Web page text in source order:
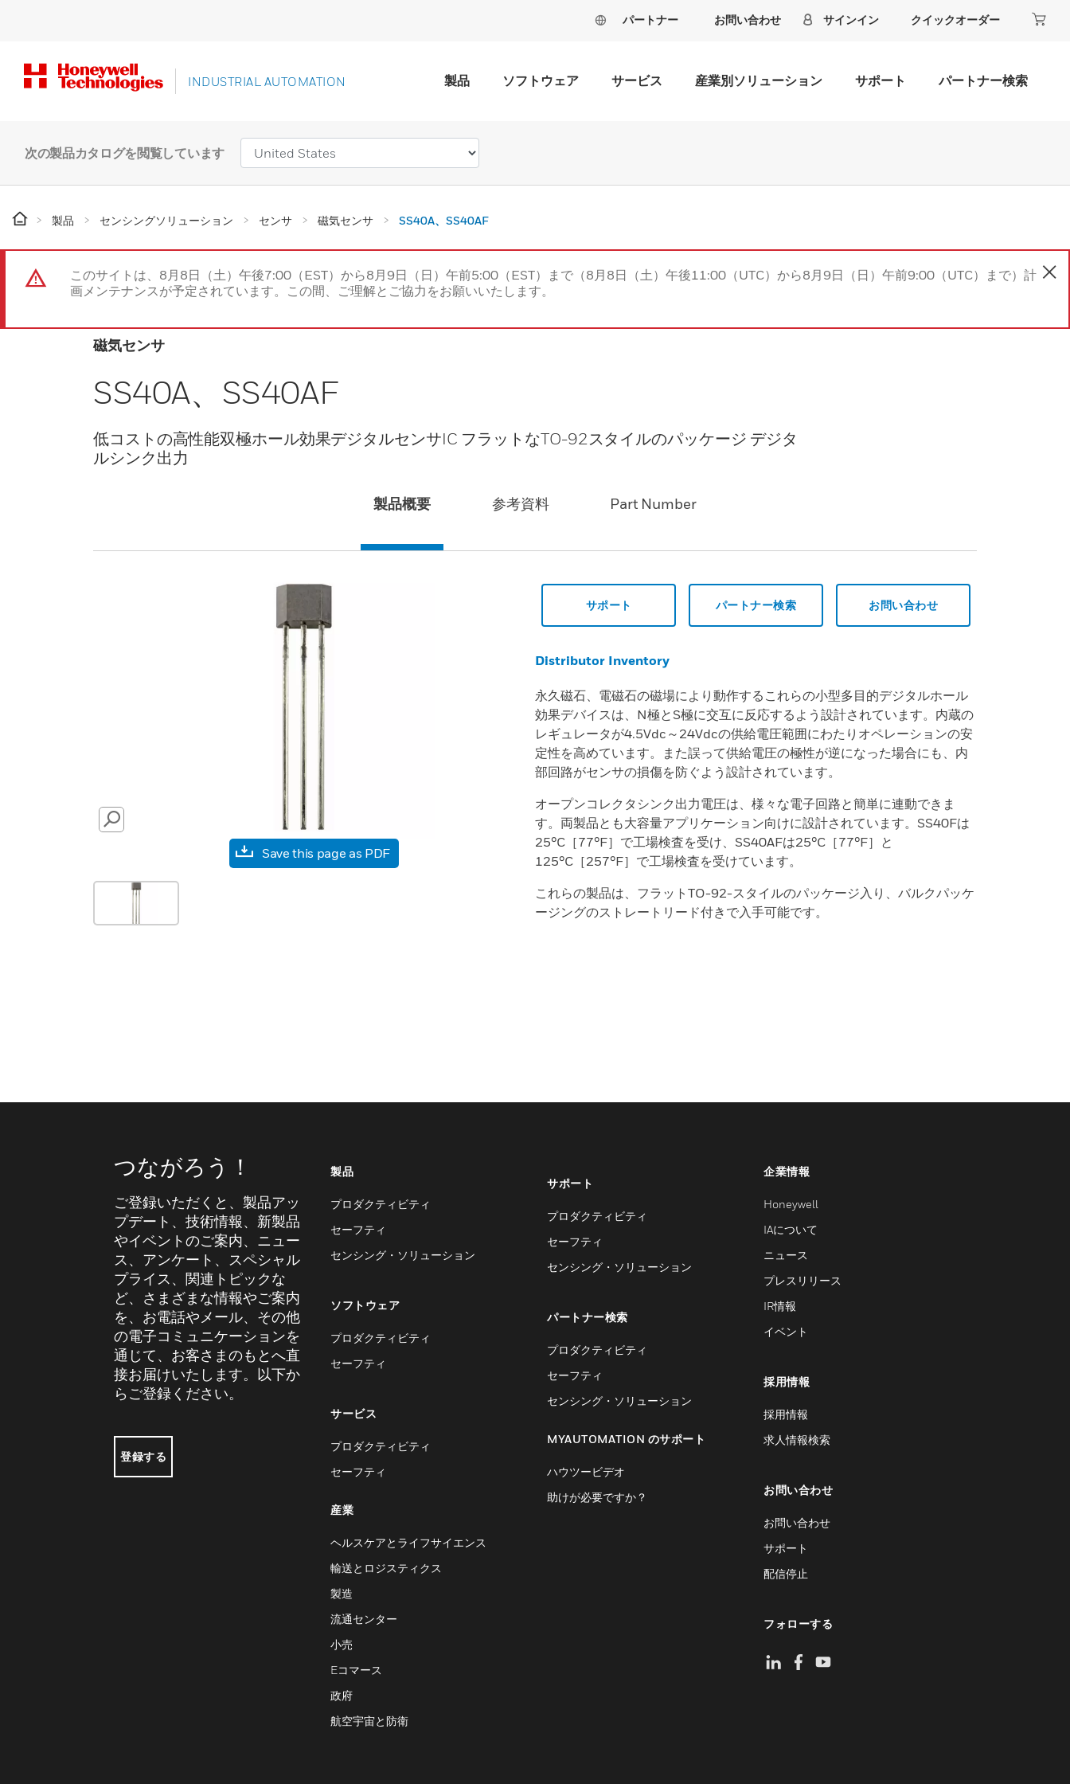
パートナー お問い合わせ サインイン クイックオーダー
INDUSTRIAL AUTOMATION 製品 ソフトウェア サービス 産業別ソリューション サポート パートナー検索
次の製品カタログを閲覧しています
製品 センシングソリューション センサ 磁気センサ SS40A、SS40AF
このサイトは、8月8日（土）午後7:00（EST）から8月9日（日）午前5:00（EST）まで（8月8日（土）午後11:00（UTC）から8月9日（日）午前9:00（UTC）まで）計
画メンテナンスが予定されています。この間、ご理解とご協力をお願いいたします。
磁気センサ
SS40A、SS40AF
低コストの高性能双極ホール効果デジタルセンサIC フラットなTO-92スタイルのパッケージ デジタ
ルシンク出力
製品概要 参考資料 Part Number
SEARCH
Save this page as PDF
サポート パートナー検索 お問い合わせ
Distributor Inventory
永久磁石、電磁石の磁場により動作するこれらの小型多目的デジタルホール
効果デバイスは、N極とS極に交互に反応するよう設計されています。内蔵の
レギュレータが4.5Vdc～24Vdcの供給電圧範囲にわたりオペレーションの安
定性を高めています。また誤って供給電圧の極性が逆になった場合にも、内
部回路がセンサの損傷を防ぐよう設計されています。
オープンコレクタシンク出力電圧は、様々な電子回路と簡単に連動できま
す。両製品とも大容量アプリケーション向けに設計されています。SS40Fは
25°C［77°F］で工場検査を受け、SS40AFは25°C［77°F］と
125°C［257°F］で工場検査を受けています。
これらの製品は、フラットTO-92-スタイルのパッケージ入り、バルクパッケ
ージングのストレートリード付きで入手可能です。
つながろう！
ご登録いただくと、製品アッ
プデート、技術情報、新製品
やイベントのご案内、ニュー
ス、アンケート、スペシャル
プライス、関連トピックな
ど、さまざまな情報やご案内
を、お電話やメール、その他
の電子コミュニケーションを
通じて、お客さまのもとへ直
接お届けいたします。以下か
らご登録ください。
登録する
製品
プロダクティビティ
セーフティ
センシング・ソリューション
ソフトウェア
プロダクティビティ
セーフティ
サービス
プロダクティビティ
セーフティ
産業
ヘルスケアとライフサイエンス
輸送とロジスティクス
製造
流通センター
小売
Eコマース
政府
航空宇宙と防衛
サポート
プロダクティビティ
セーフティ
センシング・ソリューション
パートナー検索
プロダクティビティ
セーフティ
センシング・ソリューション
MYAUTOMATION のサポート
ハウツービデオ
助けが必要ですか？
企業情報
Honeywell
IAについて
ニュース
プレスリリース
IR情報
イベント
採用情報
採用情報
求人情報検索
お問い合わせ
お問い合わせ
サポート
配信停止
フォローする